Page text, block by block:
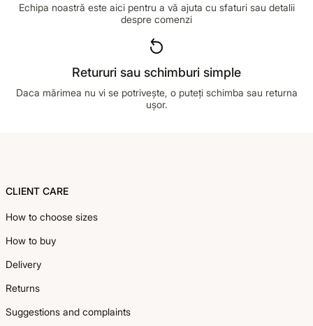
Echipa noastră este aici pentru a vă ajuta cu sfaturi sau detalii
despre comenzi
Retururi sau schimburi simple
Daca mărimea nu vi se potrivește, o puteți schimba sau returna
ușor.
CLIENT CARE
How to choose sizes
How to buy
Delivery
Returns
Suggestions and complaints